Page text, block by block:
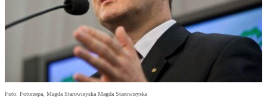
Foto: Fotorzepa, Magda Starowieyska Magda Starowieyska